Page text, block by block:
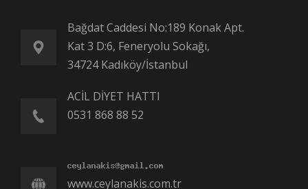
Bağdat Caddesi No:189 Konak Apt.
Kat 3 D:6, Feneryolu Sokağı,
34724 Kadıköy/İstanbul
ACİL DİYET HATTI
0531 868 88 52
www.ceylanakis.com.tr